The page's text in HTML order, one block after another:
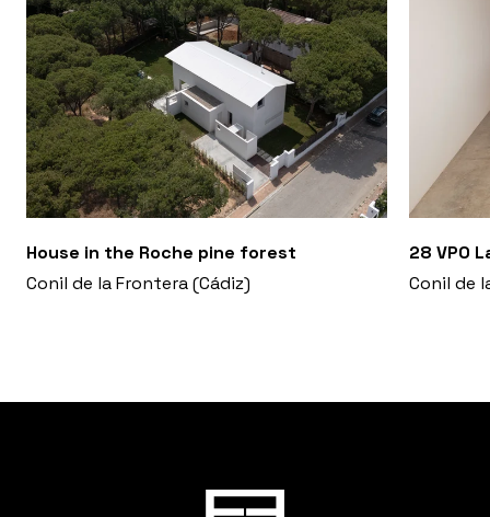
House in the Roche pine forest
Conil de la Frontera (Cádiz)
28 VPO
Conil de